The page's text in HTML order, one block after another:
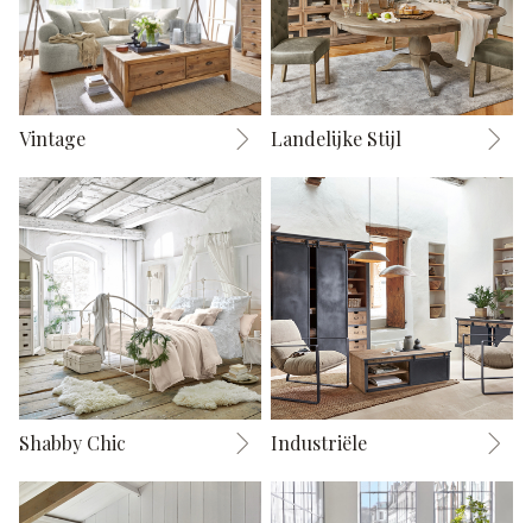
Vintage Landelijke Stijl
Shabby Chic Industriële